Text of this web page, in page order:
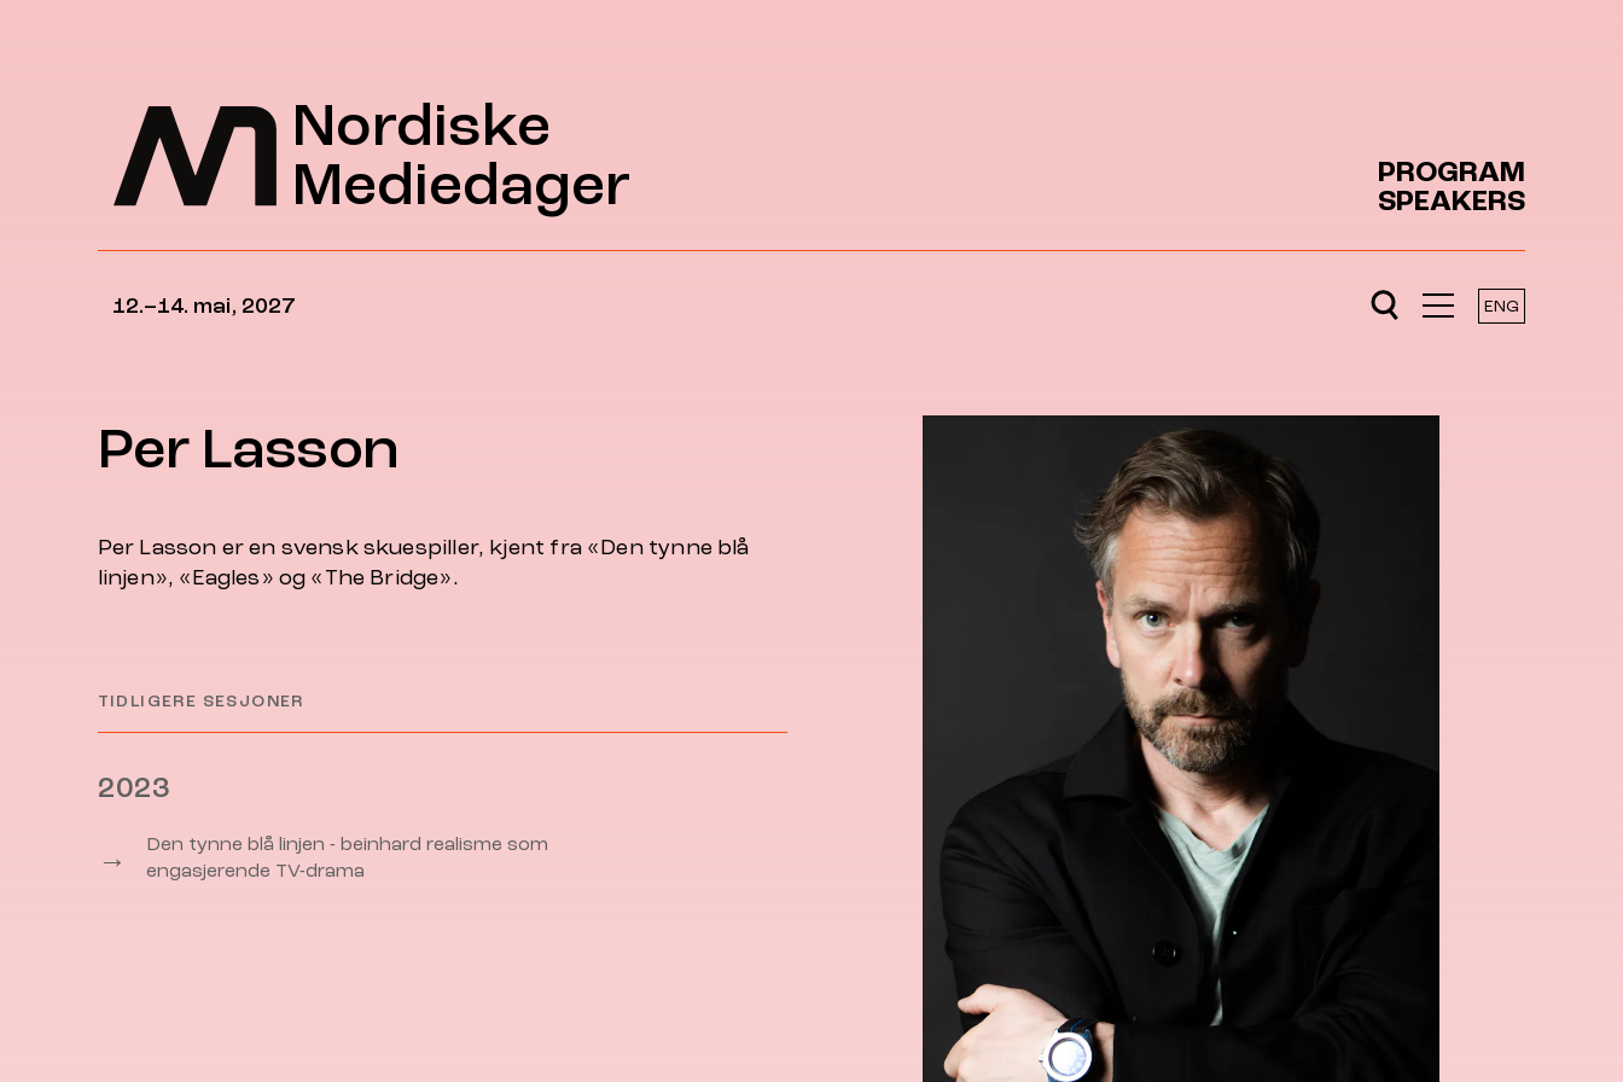
Nordiske
Mediedager
PROGRAM
SPEAKERS
12.–14. mai, 2027 ENG
Per Lasson
Per Lasson er en svensk skuespiller, kjent fra «Den tynne blå
linjen», «Eagles» og «The Bridge».
TIDLIGERE SESJONER
2023
→
Den tynne blå linjen - beinhard realisme som
engasjerende TV-drama